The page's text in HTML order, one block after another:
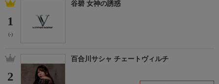
1
(-)
谷碧 女神の誘惑
2
百合川サシャ チェートヴィルチ